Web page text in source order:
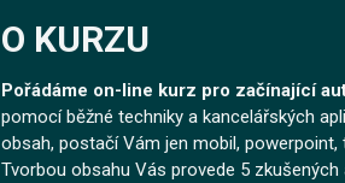
O KURZU
Pořádáme on-line kurz pro začínající
pomocí běžné techniky a kancelářských
obsah, postačí Vám jen mobil,
Tvorbou obsahu Vás provede 5